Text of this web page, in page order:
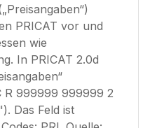
PRICAT vor und
wie
In PRICAT 2.0d
R 999999 999999 2
Das Feld ist